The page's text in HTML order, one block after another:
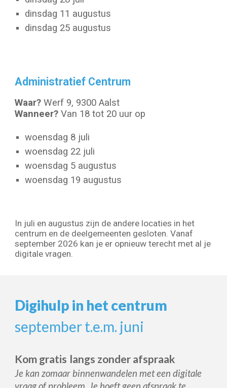
dinsdag 11 augustus
dinsdag 25 augustus
Administratief Centrum
Waar? Werf 9, 9300 Aalst
Wanneer?Van 18 tot 20 uur op
woensdag 8 juli
woensdag 22 juli
woensdag 5 augustus
woensdag 19 augustus
In juli en augustus zijn de andere locaties in het
centrum en de deelgemeenten gesloten. Vanaf
september 2026 kan je er opnieuw terecht met al je
digitale vragen.
Digihulp in het centrum
september t.e.m. juni
Kom gratis langs zonder afspraak
Je kan zomaar binnenwandelen met een digitale